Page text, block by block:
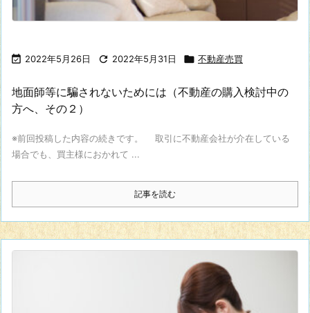
 2022年5月26日  2022年5月31日  不動産売買
地面師等に騙されないためには（不動産の購入検討中の
方へ、その２）
※前回投稿した内容の続きです。 取引に不動産会社が介在している
場合でも、買主様におかれて ...
記事を読む